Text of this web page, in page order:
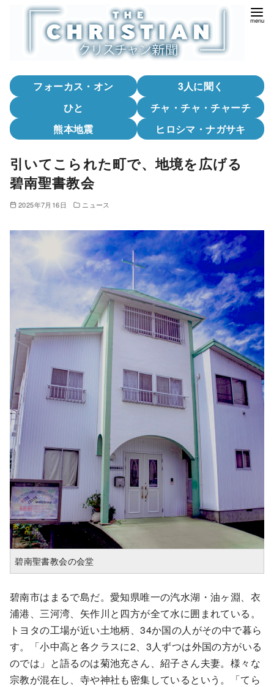
フォーカス・オン
3人に聞く
ひと
チャ・チャ・チャーチ
熊本地震
ヒロシマ・ナガサキ
引いてこられた町で、地境を広げる
碧南聖書教会
2025年7月16日 ニュース
碧南聖書教会の会堂
碧南市はまるで島だ。愛知県唯一の汽水湖・油ヶ淵、衣
浦港、三河湾、矢作川と四方が全て水に囲まれている。
トヨタの工場が近い土地柄、34か国の人がその中で暮ら
す。「小中高と各クラスに2、3人ずつは外国の方がいる
のでは」と語るのは菊池充さん、紹子さん夫妻。様々な
宗教が混在し、寺や神社も密集しているという。「てら